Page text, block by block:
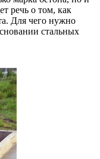
речь о том, как
Для чего нужно
стальных